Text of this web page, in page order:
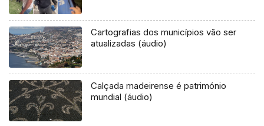
Cartografias dos municípios vão ser
atualizadas (áudio)
Calçada madeirense é património
mundial (áudio)